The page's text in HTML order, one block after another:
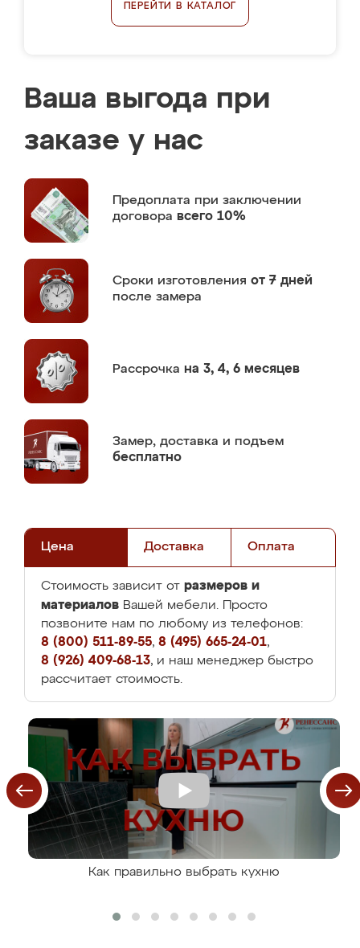
ПЕРЕЙТИ В КАТАЛОГ
Ваша выгода при
заказе у нас
Предоплата при заключении
договора всего 10%
Сроки изготовления от 7 дней
после замера
Рассрочка на 3, 4, 6 месяцев
Замер, доставка и подъем
бесплатно
Цена Доставка Оплата
Стоимость зависит от размеров и
материалов Вашей мебели. Просто
позвоните нам по любому из телефонов:
8 (800) 511-89-55, 8 (495) 665-24-01,
8 (926) 409-68-13, и наш менеджер быстро
рассчитает стоимость.
Как правильно выбрать кухню